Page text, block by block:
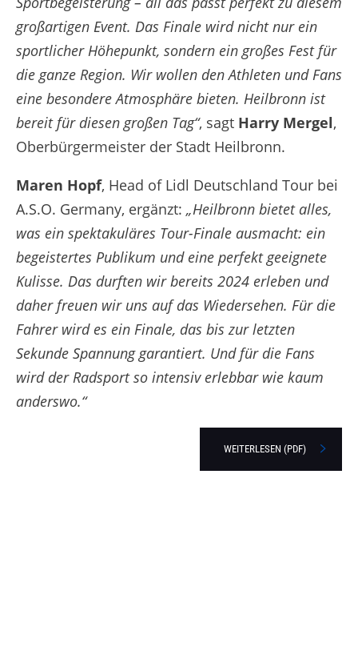
großartigen Event. Das Finale wird nicht nur ein
sportlicher Höhepunkt, sondern ein großes Fest für
die ganze Region. Wir wollen den Athleten und Fans
eine besondere Atmosphäre bieten. Heilbronn ist
bereit für diesen großen Tag“, sagt Harry Mergel,
Oberbürgermeister der Stadt Heilbronn.
Maren Hopf, Head of Lidl Deutschland Tour bei
A.S.O. Germany, ergänzt: „Heilbronn bietet alles,
was ein spektakuläres Tour-Finale ausmacht: ein
begeistertes Publikum und eine perfekt geeignete
Kulisse. Das durften wir bereits 2024 erleben und
daher freuen wir uns auf das Wiedersehen. Für die
Fahrer wird es ein Finale, das bis zur letzten
Sekunde Spannung garantiert. Und für die Fans
wird der Radsport so intensiv erlebbar wie kaum
anderswo.“
WEITERLESEN (PDF)